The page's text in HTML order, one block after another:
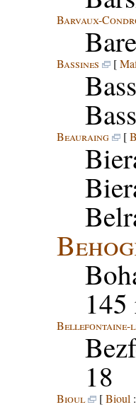
Barvaux-
Bassines [
Beauraing [
145
Bellefontaine-
18
Bioul [Bioul :